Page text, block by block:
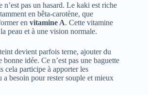
n’est pas un hasard. Le kaki est riche
en bêta-carotène, que
en vitamine A. Cette vitamine
peau et à une vision normale.
devient parfois terne, ajouter du
idée. Ce n’est pas une baguette
cela participe à apporter les
a besoin pour rester souple et mieux